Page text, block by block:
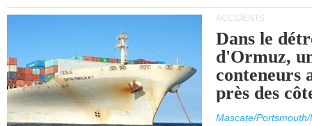
ACCIDENTS
Dans le
d'Ormuz,
conteneurs
près des
Mascate/